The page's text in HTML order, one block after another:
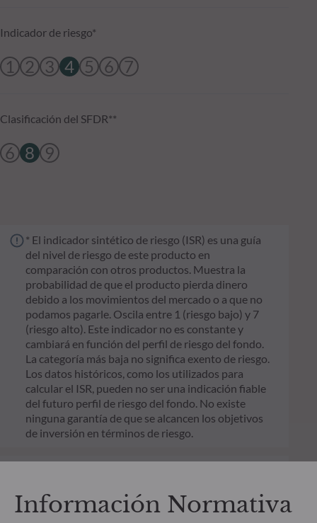
Indicador de riesgo*
1 2 3 4 5 6 7
Clasificación del SFDR**
6 8 9
* El indicador sintético de riesgo (ISR) es una guía
del nivel de riesgo de este producto en
comparación con otros productos. Muestra la
probabilidad de que el producto pierda dinero
debido a los movimientos del mercado o a que no
podamos pagarle. Oscila entre 1 (riesgo bajo) y 7
(riesgo alto). Este indicador no es constante y
cambiará en función del perfil de riesgo del fondo.
La categoría más baja no significa exento de riesgo.
Los datos históricos, como los utilizados para
calcular el ISR, pueden no ser una indicación fiable
del futuro perfil de riesgo del fondo. No existe
ninguna garantía de que se alcancen los objetivos
de inversión en términos de riesgo.
sostenibles (SFDR) es un conjunto de normas de la
UE cuyo objetivo es lograr que el perfil de
Información Normativa